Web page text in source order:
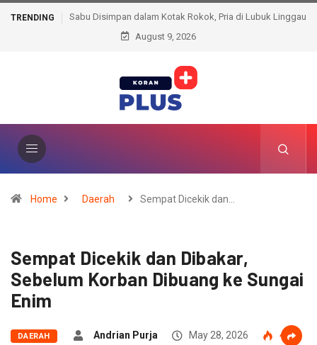
TRENDING
Sabu Disimpan dalam Kotak Rokok, Pria di Lubuk Linggau
Berujung Ditangkap Polisi
August 9, 2026
Home Daerah Sempat Dicekik dan…
Sempat Dicekik dan Dibakar,
Sebelum Korban Dibuang ke Sungai
Enim
DAERAH Andrian Purja May 28, 2026 41